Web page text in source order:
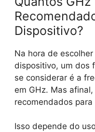
Dispositivo?
Na hora de
dispositivo, um dos
se considerar é a
em GHz. Mas
recomendados
Isso depende do